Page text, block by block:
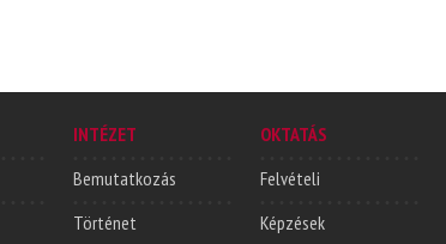
INTÉZET
Bemutatkozás
Történet
OKTATÁS
Felvételi
Képzések